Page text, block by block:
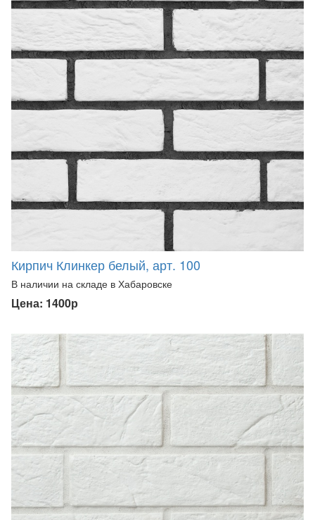
Кирпич Клинкер белый, арт. 100
В наличии на складе в Хабаровске
Цена: 1400р